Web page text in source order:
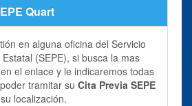
Quart
en alguna oficina del Servicio
(SEPE), si busca la mas
el enlace y le indicaremos todas
tramitar su Cita Previa SEPE
localización.